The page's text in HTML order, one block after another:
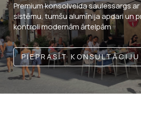
Premium konsolveida saulessargs
sistēmu, tumšu alumīnija apdari un
kontroli modernām ārtelpām
PIEPRASĪT KONSULTĀCIJU